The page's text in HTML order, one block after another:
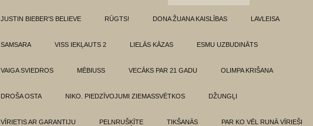
JUSTIN BIEBER'S BELIEVE RŪGTS! DONA ŽUANA KAISLĪBAS LAVLEISA
SAMSARA VISS IEKĻAUTS 2 LIELĀS KĀZAS ESMU UZBUDINĀTS
VAIGA SVIEDROS MĒBIUSS VECĀKS PAR 21 GADU OLIMPA KRIŠANA
DROŠA OSTA NIKO. PIEDZĪVOJUMI ZIEMASSVĒTKOS DŽUNGĻI
VĪRIETIS AR GARANTIJU PELNRUŠĶĪTE TIKŠANĀS PAR KO VĒL RUNĀ VĪRIEŠI